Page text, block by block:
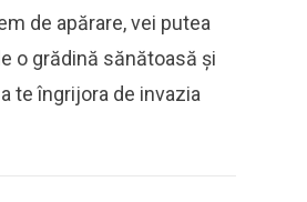
de apărare, vei putea
o grădină sănătoasă și
te îngrijora de invazia